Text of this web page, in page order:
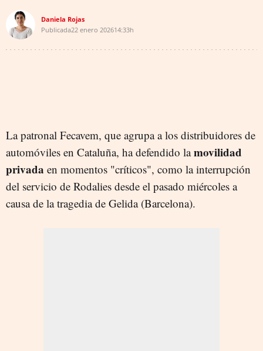
Daniela Rojas
Publicada22 enero 202614:33h
La patronal Fecavem, que agrupa a los distribuidores de
automóviles en Cataluña, ha defendido lamovilidad
privada en momentos "críticos", como la interrupción
del servicio de Rodalies desde el pasado miércoles a
causa de la tragedia de Gelida (Barcelona).